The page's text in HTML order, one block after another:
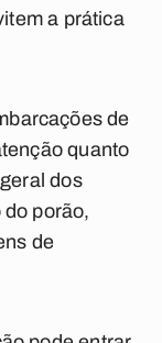
a prática
de
quanto
dos
porão,
de